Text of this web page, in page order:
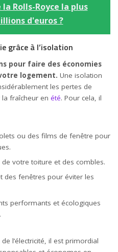
Rolls-Royce la plus
d'euros ?
grâce à l’isolation
pour faire des économies
logement. Une isolation
les pertes de
fraîcheur en été. Pour cela, il
ou des films de fenêtre pour
votre toiture et des combles.
des fenêtres pour éviter les
performants et écologiques
l’électricité, il est primordial